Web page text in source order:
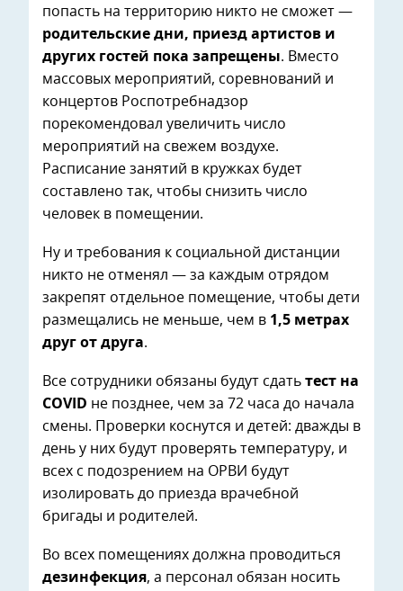
попасть на территорию никто не сможет —
родительские дни, приезд артистов и
других гостей пока запрещены. Вместо
массовых мероприятий, соревнований и
концертов Роспотребнадзор
порекомендовал увеличить число
мероприятий на свежем воздухе.
Расписание занятий в кружках будет
составлено так, чтобы снизить число
человек в помещении.
Ну и требования к социальной дистанции
никто не отменял — за каждым отрядом
закрепят отдельное помещение, чтобы дети
размещались не меньше, чем в 1,5 метрах
друг от друга.
Все сотрудники обязаны будут сдать тест на
COVID не позднее, чем за 72 часа до начала
смены. Проверки коснутся и детей: дважды в
день у них будут проверять температуру, и
всех с подозрением на ОРВИ будут
изолировать до приезда врачебной
бригады и родителей.
Во всех помещениях должна проводиться
дезинфекция, а персонал обязан носить